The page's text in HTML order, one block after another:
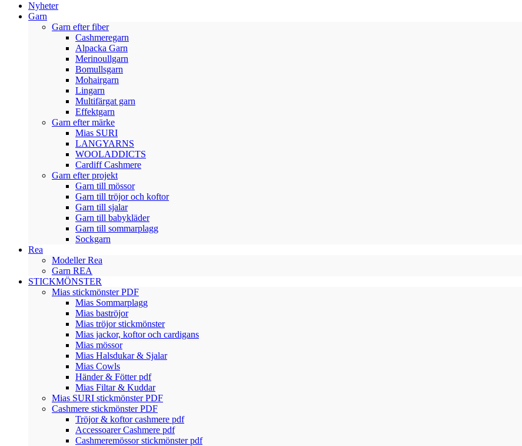
Nyheter
Garn
Garn efter fiber
Cashmeregarn
Alpacka Garn
Merinoullgarn
Bomullsgarn
Mohairgarn
Lingarn
Multifärgat garn
Effektgarn
Garn efter märke
Mias SURI
LANGYARNS
WOOLADDICTS
Cardiff Cashmere
Garn efter projekt
Garn till mössor
Garn till tröjor och koftor
Garn till sjalar
Garn till babykläder
Garn till sommarplagg
Sockgarn
Rea
Modeller Rea
Garn REA
STICKMÖNSTER
Mias stickmönster PDF
Mias Sommarplagg
Mias baströjor
Mias tröjor stickmönster
Mias jackor, koftor och cardigans
Mias mössor
Mias Halsdukar & Sjalar
Mias Cowls
Händer & Fötter pdf
Mias Filtar & Kuddar
Mias SURI stickmönster PDF
Cashmere stickmönster PDF
Tröjor & koftor cashmere pdf
Accessoarer Cashmere pdf
Cashmeremössor stickmönster pdf